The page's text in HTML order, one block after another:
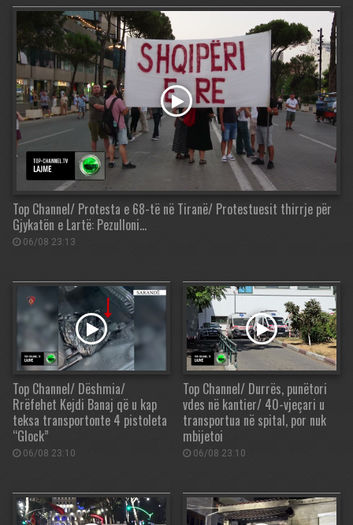
Top Channel/ Protesta e 68-të në Tiranë/ Protestuesit thirrje për
Gjykatën e Lartë: Pezulloni…
06/08 23:13
Top Channel/ Dëshmia/
Rrëfehet Kejdi Banaj që u kap
teksa transportonte 4 pistoleta
“Glock”
06/08 23:10
Top Channel/ Durrës, punëtori
vdes në kantier/ 40-vjeçari u
transportua në spital, por nuk
mbijetoi
06/08 23:10